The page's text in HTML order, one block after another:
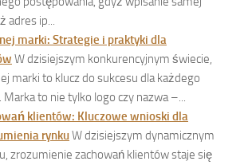
adres ip...
marki: Strategie i praktyki dla
W dzisiejszym konkurencyjnym świecie,
marki to klucz do sukcesu dla każdego
to nie tylko logo czy nazwa –...
klientów: Kluczowe wnioski dla
rynkuW dzisiejszym dynamicznym
zrozumienie zachowań klientów staje się